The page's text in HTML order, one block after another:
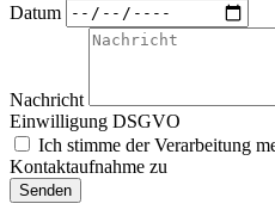
Datum
Nachricht
Einwilligung DSGVO
Ich stimme der Verarbeitung
Kontaktaufnahme zu
Senden